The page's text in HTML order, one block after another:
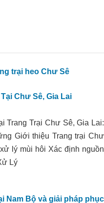
Ngãi
ORGANIC
CHUYÊN
Chư Sê, Gia Lai
Trang Trại Chư Sê, Gia Lai:
Giới thiệu Trang trại Chư
lý mùi hôi Xác định nguồn
Lý
Nam Bộ và giải pháp phục